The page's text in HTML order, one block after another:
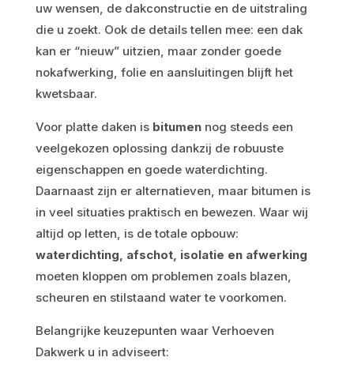
uw wensen, de dakconstructie en de uitstraling
die u zoekt. Ook de details tellen mee: een dak
kan er “nieuw” uitzien, maar zonder goede
nokafwerking, folie en aansluitingen blijft het
kwetsbaar.
Voor platte daken is bitumennog steeds een
veelgekozen oplossing dankzij de robuuste
eigenschappen en goede waterdichting.
Daarnaast zijn er alternatieven, maar bitumen is
in veel situaties praktisch en bewezen. Waar wij
altijd op letten, is de totale opbouw:
waterdichting, afschot, isolatie en afwerking
moeten kloppen om problemen zoals blazen,
scheuren en stilstaand water te voorkomen.
Belangrijke keuzepunten waar Verhoeven
Dakwerk u in adviseert: